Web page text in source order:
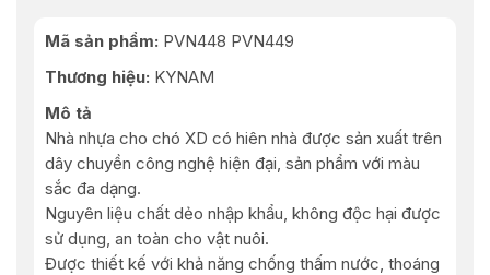
Mã sản phẩm: PVN448 PVN449
Thương hiệu: KYNAM
Mô tả
Nhà nhựa cho chó XD có hiên nhà được sản xuất trên
dây chuyền công nghệ hiện đại, sản phẩm với màu
sắc đa dạng.
Nguyên liệu chất dẻo nhập khẩu, không độc hại được
sử dụng, an toàn cho vật nuôi.
Được thiết kế với khả năng chống thấm nước, thoáng